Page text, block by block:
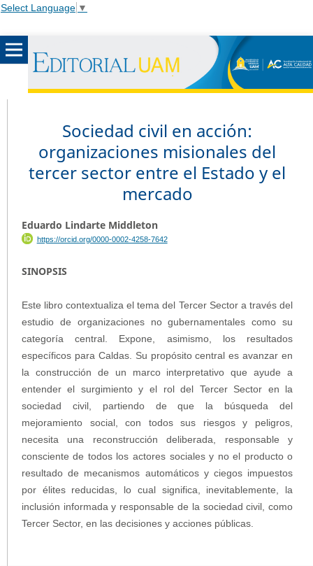
Select Language ▼
Sociedad civil en acción:
organizaciones misionales del
tercer sector entre el Estado y el
mercado
Eduardo Lindarte Middleton
https://orcid.org/0000-0002-4258-7642
SINOPSIS
Este libro contextualiza el tema del Tercer Sector a través del
estudio de organizaciones no gubernamentales como su
categoría central. Expone, asimismo, los resultados
específicos para Caldas. Su propósito central es avanzar en
la construcción de un marco interpretativo que ayude a
entender el surgimiento y el rol del Tercer Sector en la
sociedad civil, partiendo de que la búsqueda del
mejoramiento social, con todos sus riesgos y peligros,
necesita una reconstrucción deliberada, responsable y
consciente de todos los actores sociales y no el producto o
resultado de mecanismos automáticos y ciegos impuestos
por élites reducidas, lo cual significa, inevitablemente, la
inclusión informada y responsable de la sociedad civil, como
Tercer Sector, en las decisiones y acciones públicas.